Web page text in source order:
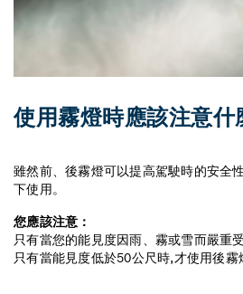
使用霧燈時應該注意什
雖然前、後霧燈可以提高駕駛時的安全
下使用。
您應該注意：
只有當您的能見度因雨、霧或雪而嚴重
只有當能見度低於50公尺時,才使用後霧